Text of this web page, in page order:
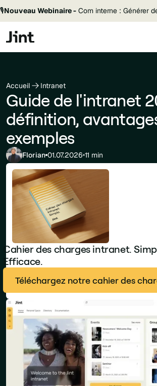
🎙️Nouveau Webinaire - Com interne : Générer
Accueil Intranet
Guide de l'intranet
définition,
exemples
Florian 01.07.2026 11 min
Cahier des charges intranet.
Efficace.
Téléchargez notre cahier des